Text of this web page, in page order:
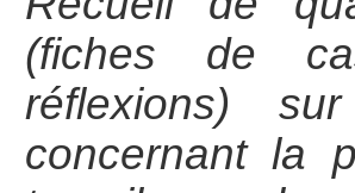
(fiches de
réflexions)
concernant la